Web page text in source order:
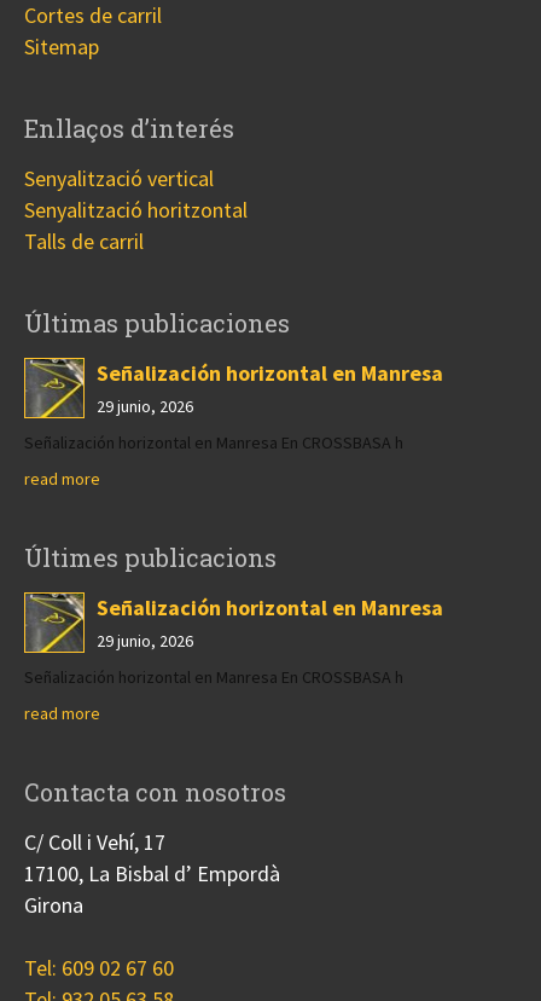
Cortes de carril
Sitemap
Enllaços d’interés
Senyalització vertical
Senyalització horitzontal
Talls de carril
Últimas publicaciones
Señalización horizontal en Manresa
29 junio, 2026
Señalización horizontal en Manresa En CROSSBASA h
read more
Últimes publicacions
Señalización horizontal en Manresa
29 junio, 2026
Señalización horizontal en Manresa En CROSSBASA h
read more
Contacta con nosotros
C/ Coll i Vehí, 17
17100, La Bisbal d’ Empordà
Girona
Tel: 609 02 67 60